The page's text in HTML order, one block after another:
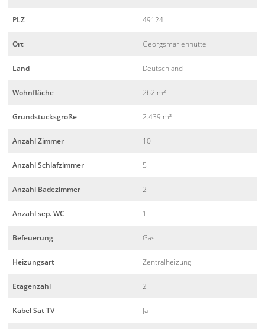
PLZ 49124
Ort Georgsmarienhütte
Land Deutschland
Wohnfläche 262 m²
Grundstücksgröße 2.439 m²
Anzahl Zimmer 10
Anzahl Schlafzimmer 5
Anzahl Badezimmer 2
Anzahl sep. WC 1
Befeuerung Gas
Heizungsart Zentralheizung
Etagenzahl 2
Kabel Sat TV Ja